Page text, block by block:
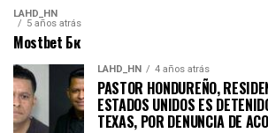
LAHD_HN
5 años atrás
Mostbet Бк
LAHD_HN 4 años atrás
PASTOR HONDUREÑO,
ESTADOS UNIDOS ES
TEXAS, POR DENUNCIA DE